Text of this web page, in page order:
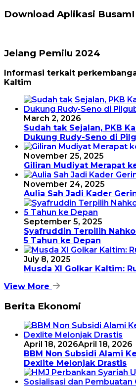
Download Aplikasi
Jelang Pemilu 2024
Informasi terkait
Kaltim
March 2, 2026
Sudah tak Sejalan, PKB
Dukung Rudy-Seno di
November 25, 2025
Giliran Mudiyat Merapat
November 24, 2025
Aulia Sah Jadi Kader
September 5, 2025
Syafruddin Terpilih
5 Tahun ke Depan
July 8, 2025
Musda XI Golkar Kaltim:
View More
Berita Ekonomi
April 18, 2026April 18, 2026
BBM Non Subsidi Alami
Dexlite Melonjak Drastis